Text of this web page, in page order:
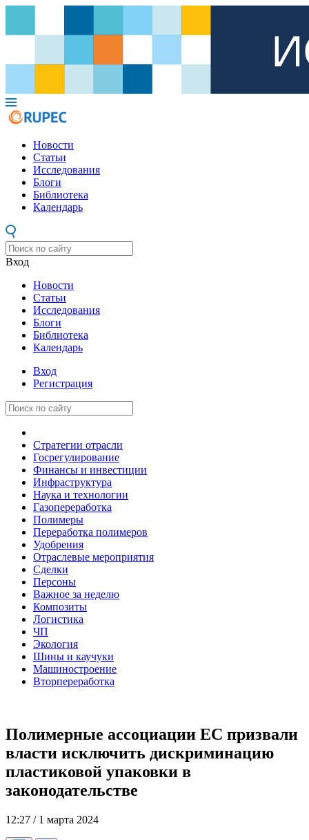
Новости
Статьи
Исследования
Блоги
Библиотека
Календарь
Вход
Новости
Статьи
Исследования
Блоги
Библиотека
Календарь
Вход
Регистрация
Стратегии отрасли
Госрегулирование
Финансы и инвестиции
Инфраструктура
Наука и технологии
Газопереработка
Полимеры
Переработка полимеров
Удобрения
Отраслевые мероприятия
Сделки
Персоны
Важное за неделю
Композиты
Логистика
ЧП
Экология
Шины и каучуки
Машиностроение
Вторпереработка
Полимерные ассоциации ЕС призвали
власти исключить дискриминацию
пластиковой упаковки в
законодательстве
12:27 / 1 марта 2024